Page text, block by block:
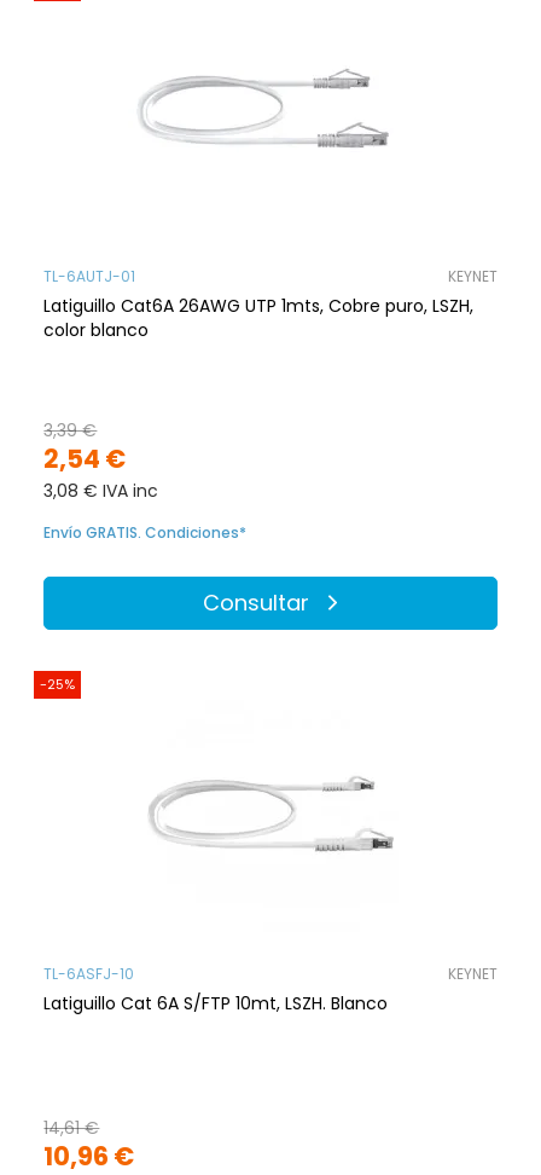
TL-6AUTJ-01 KEYNET
Latiguillo Cat6A 26AWG UTP 1mts, Cobre puro, LSZH,
color blanco
2,54 €
3,39 €
3,08 € IVA inc
Envío GRATIS. Condiciones*
Consultar
-25%
TL-6ASFJ-10 KEYNET
Latiguillo Cat 6A S/FTP 10mt, LSZH. Blanco
10,96 €
14,61 €